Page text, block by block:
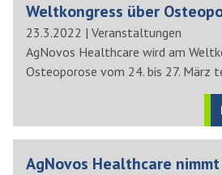
Weltkongress über
23.3.2022 | Veranstaltungen
AgNovos Healthcare wird am
Osteoporose vom 24. bis 27. März
AgNovos Healthcare